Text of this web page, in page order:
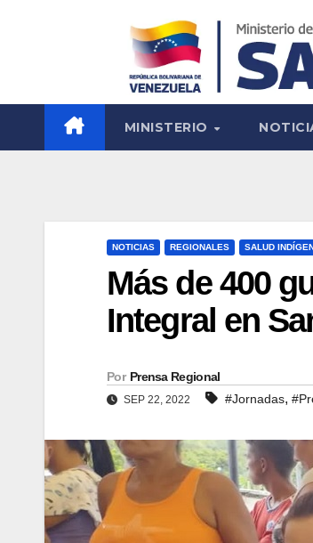
MINISTERIO
NOTICIAS REGIONALES SALUD
Más de 400
Integral en
Por Prensa Regional
SEP 22, 2022 #Jornadas,